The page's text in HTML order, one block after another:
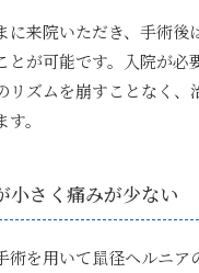
に来院いただき、手術後
とが可能です。入院が必
リズムを崩すことなく、
。
小さく痛みが少ない
術を用いて鼠径ヘルニア